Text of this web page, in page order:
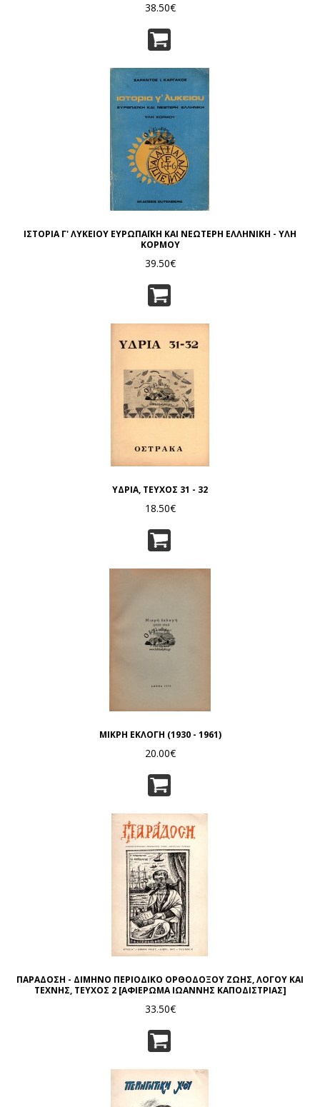
38.50€
ΙΣΤΟΡΙΑ Γ' ΛΥΚΕΙΟΥ ΕΥΡΩΠΑΪΚΗ ΚΑΙ ΝΕΩΤΕΡΗ ΕΛΛΗΝΙΚΗ - ΥΛΗ
ΚΟΡΜΟΥ
39.50€
ΥΔΡΙΑ, ΤΕΥΧΟΣ 31 - 32
18.50€
ΜΙΚΡΗ ΕΚΛΟΓΗ (1930 - 1961)
20.00€
ΠΑΡΑΔΟΣΗ - ΔΙΜΗΝΟ ΠΕΡΙΟΔΙΚΟ ΟΡΘΟΔΟΞΟΥ ΖΩΗΣ, ΛΟΓΟΥ ΚΑΙ
ΤΕΧΝΗΣ, ΤΕΥΧΟΣ 2 [ΑΦΙΕΡΩΜΑ ΙΩΑΝΝΗΣ ΚΑΠΟΔΙΣΤΡΙΑΣ]
33.50€